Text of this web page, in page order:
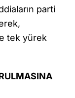
parti
tek yürek